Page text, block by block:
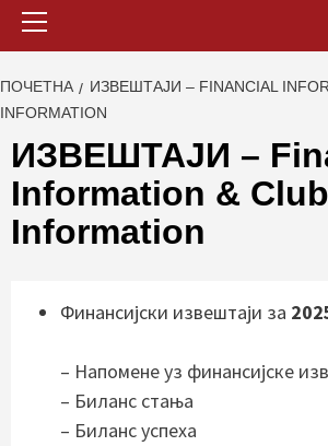
ПОЧЕТНА
ИЗВЕШТАЈИ – FINANCIAL
INFORMATION
ИЗВЕШТАЈИ –
Information & Club
Information
Финансијски извештаји за
– Напомене уз финансијске
– Биланс стања
– Биланс успеха